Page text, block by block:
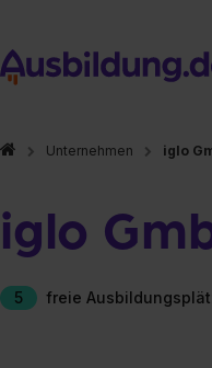
Unternehmen iglo
iglo
5 freie